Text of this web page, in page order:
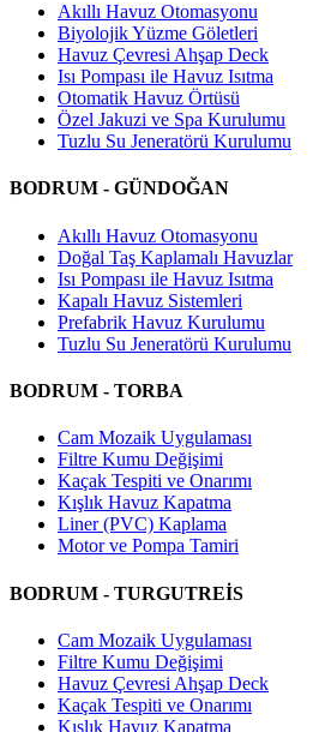
Akıllı Havuz Otomasyonu
Biyolojik Yüzme Göletleri
Havuz Çevresi Ahşap Deck
Isı Pompası ile Havuz Isıtma
Otomatik Havuz Örtüsü
Özel Jakuzi ve Spa Kurulumu
Tuzlu Su Jeneratörü Kurulumu
BODRUM - GÜNDOĞAN
Akıllı Havuz Otomasyonu
Doğal Taş Kaplamalı Havuzlar
Isı Pompası ile Havuz Isıtma
Kapalı Havuz Sistemleri
Prefabrik Havuz Kurulumu
Tuzlu Su Jeneratörü Kurulumu
BODRUM - TORBA
Cam Mozaik Uygulaması
Filtre Kumu Değişimi
Kaçak Tespiti ve Onarımı
Kışlık Havuz Kapatma
Liner (PVC) Kaplama
Motor ve Pompa Tamiri
BODRUM - TURGUTREİS
Cam Mozaik Uygulaması
Filtre Kumu Değişimi
Havuz Çevresi Ahşap Deck
Kaçak Tespiti ve Onarımı
Kışlık Havuz Kapatma